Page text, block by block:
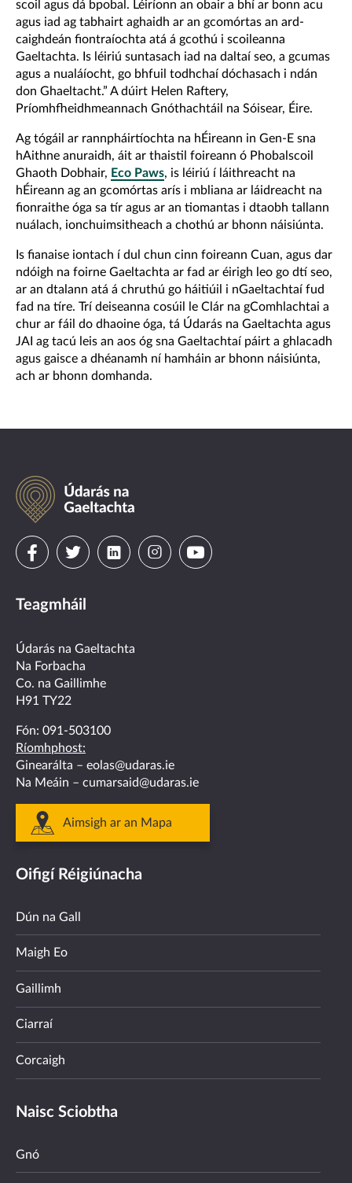
scoil agus dá bpobal. Léiríonn an obair a bhí ar bonn acu
agus iad ag tabhairt aghaidh ar an gcomórtas an ard-
caighdeán fiontraíochta atá á gcothú i scoileanna
Gaeltachta. Is léiriú suntasach iad na daltaí seo, a gcumas
agus a nualáíocht, go bhfuil todhchaí dóchasach i ndán
don Ghaeltacht.” A dúirt Helen Raftery,
Príomhfheidhmeannach Gnóthachtáil na Sóisear, Éire.
Ag tógáil ar rannpháirtíochta na hÉireann in Gen-E sna
hAithne anuraidh, áit ar thaistil foireann ó Phobalscoil
Ghaoth Dobhair, Eco Paws, is léiriú í láithreacht na
hÉireann ag an gcomórtas arís i mbliana ar láidreacht na
fionraithe óga sa tír agus ar an tiomantas i dtaobh tallann
nuálach, ionchuimsitheach a chothú ar bhonn náisiúnta.
Is fianaise iontach í dul chun cinn foireann Cuan, agus dar
ndóigh na foirne Gaeltachta ar fad ar éirigh leo go dtí seo,
ar an dtalann atá á chruthú go háitiúil i nGaeltachtaí fud
fad na tíre. Trí deiseanna cosúil le Clár na gComhlachtai a
chur ar fáil do dhaoine óga, tá Údarás na Gaeltachta agus
JAI ag tacú leis an aos óg sna Gaeltachtaí páirt a ghlacadh
agus gaisce a dhéanamh ní hamháin ar bhonn náisiúnta,
ach ar bhonn domhanda.
Údarás
na
Gaeltachta
Visit
on
facebook
Visit
on
twitter
Visit
linkedin
VisitVisit
Teagmháil
Údarás na Gaeltachta
Na Forbacha
Co. na Gaillimhe
H91 TY22
Fón: 091-503100
Ríomhphost:
Ginearálta – eolas@udaras.ie
Na Meáin – cumarsaid@udaras.ie
Aimsigh ar an Mapa
Oifigí Réigiúnacha
Dún na Gall
Maigh Eo
Gaillimh
Ciarraí
Corcaigh
Naisc Sciobtha
Gnó